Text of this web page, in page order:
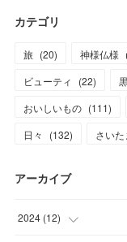
カテゴリ
旅 (20) 神様仏様
ビューティ
(22)
おいしいもの (111)
日々
(132) さい
アーカイブ
2024 (12)